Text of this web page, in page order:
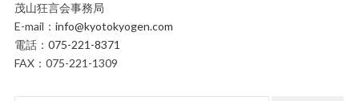
茂山狂言会事務局
E-mail： info@kyotokyogen.com
電話： 075-221-8371
FAX：075-221-1309